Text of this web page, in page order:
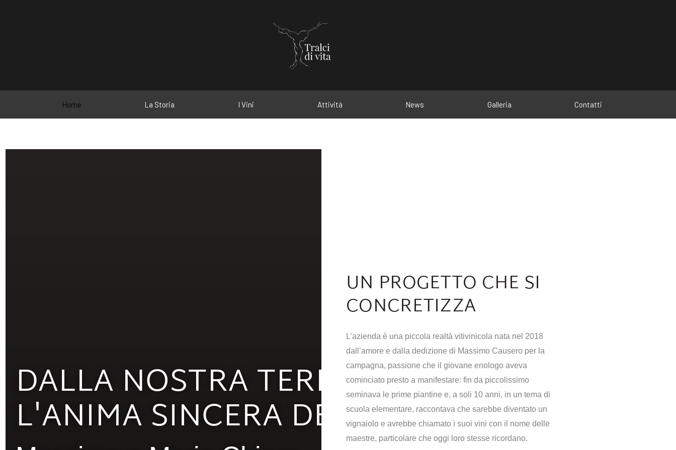
Home La Storia I Vini Attività News Galleria Contatti
DALLA NOSTRA TERRA,
L'ANIMA SINCERA DEL VINO
CONOSCERE IL VINO
E SAPERLO APPREZZARE
UN PROGETTO CHE SI
CONCRETIZZA
L’azienda è una piccola realtà vitivinicola nata nel 2018
dall’amore e dalla dedizione di Massimo Causero per la
campagna, passione che il giovane enologo aveva
cominciato presto a manifestare: fin da piccolissimo
seminava le prime piantine e, a soli 10 anni, in un tema di
scuola elementare, raccontava che sarebbe diventato un
vignaiolo e avrebbe chiamato i suoi vini con il nome delle
maestre, particolare che oggi loro stesse ricordano.